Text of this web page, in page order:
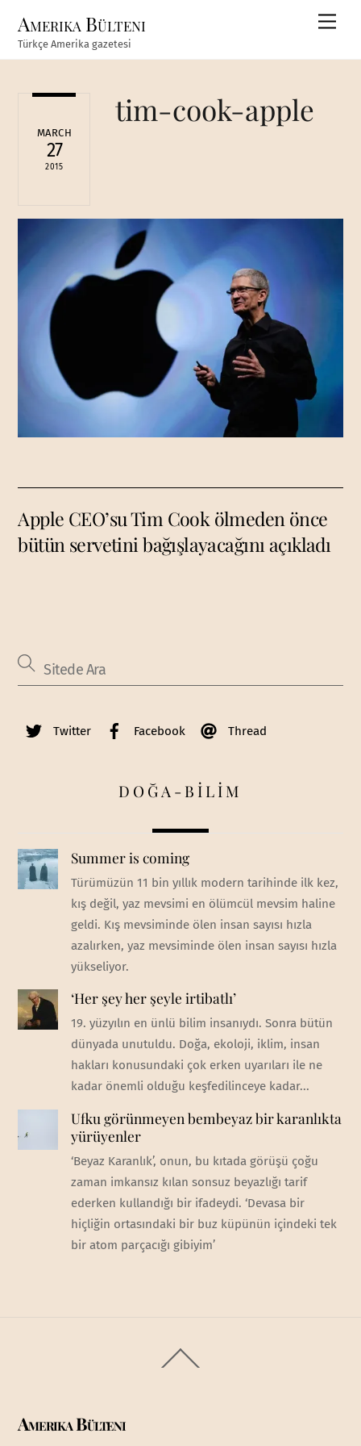
content
Amerika Bülteni
Türkçe Amerika gazetesi
MARCH
27
2015
tim-cook-apple
Apple CEO’su Tim Cook ölmeden önce
bütün servetini bağışlayacağını açıkladı
Twitter Facebook Thread
DOĞA-BİLİM
Summer is coming
Türümüzün 11 bin yıllık modern tarihinde ilk kez,
kış değil, yaz mevsimi en ölümcül mevsim haline
geldi. Kış mevsiminde ölen insan sayısı hızla
azalırken, yaz mevsiminde ölen insan sayısı hızla
yükseliyor.
‘Her şey her şeyle irtibatlı’
19. yüzyılın en ünlü bilim insanıydı. Sonra bütün
dünyada unutuldu. Doğa, ekoloji, iklim, insan
hakları konusundaki çok erken uyarıları ile ne
kadar önemli olduğu keşfedilinceye kadar...
Ufku görünmeyen bembeyaz bir karanlıkta
yürüyenler
‘Beyaz Karanlık’, onun, bu kıtada görüşü çoğu
zaman imkansız kılan sonsuz beyazlığı tarif
ederken kullandığı bir ifadeydi. ‘Devasa bir
hiçliğin ortasındaki bir buz küpünün içindeki tek
bir atom parçacığı gibiyim’
To
Amerika Bülteni